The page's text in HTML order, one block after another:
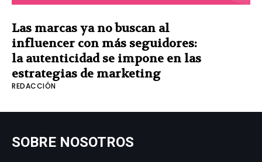
Las marcas ya no buscan al
influencer con más seguidores:
la autenticidad se impone en las
estrategias de marketing
REDACCIÓN
SOBRE NOSOTROS